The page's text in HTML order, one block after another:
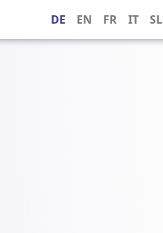
DE EN FR IT SL